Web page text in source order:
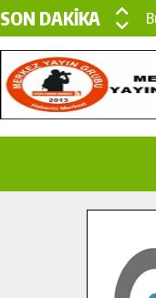
SON DAKİKA